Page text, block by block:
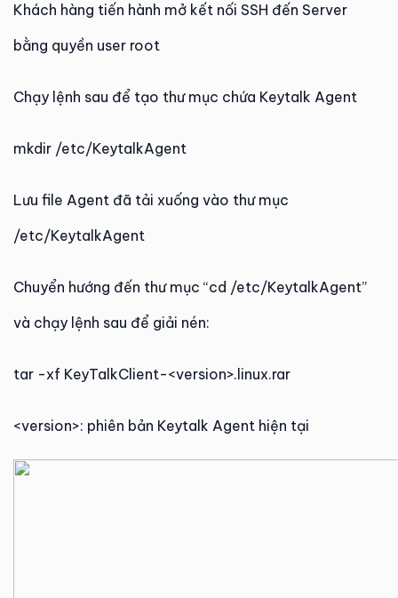
Khách hàng tiến hành mở kết nối SSH đến Server
bằng quyền user root
Chạy lệnh sau để tạo thư mục chứa Keytalk Agent
mkdir /etc/KeytalkAgent
Lưu file Agent đã tải xuống vào thư mục
/etc/KeytalkAgent
Chuyển hướng đến thư mục “cd /etc/KeytalkAgent”
và chạy lệnh sau để giải nén:
tar -xf KeyTalkClient-<version>.linux.rar
<version>: phiên bản Keytalk Agent hiện tại